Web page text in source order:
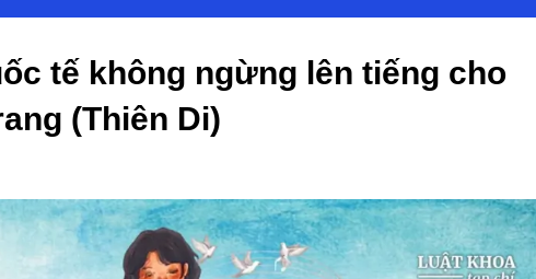
tế không ngừng lên tiếng cho
(Thiên Di)